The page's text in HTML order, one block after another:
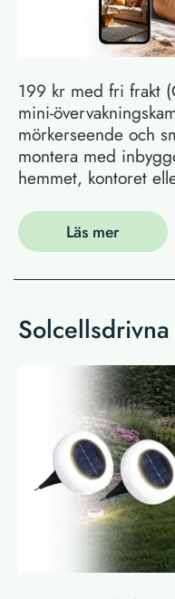
199 kr med fri frakt
mini-
mörkerseende och
montera med
hemmet, kontoret
Läs mer